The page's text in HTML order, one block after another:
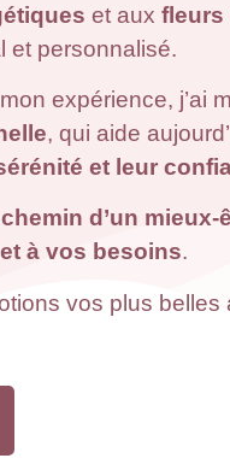
et aux fleurs
et personnalisé.
expérience, j’ai
, qui aide
et leur
d’un mieux-
à vos besoins.
vos plus belles